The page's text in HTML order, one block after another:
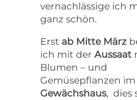
vernachlässige ich
ganz schön.
Erst ab Mitte März
ich mit der Aussaat
Blumen – und
Gemüsepflanzen im
Gewächshaus, dies